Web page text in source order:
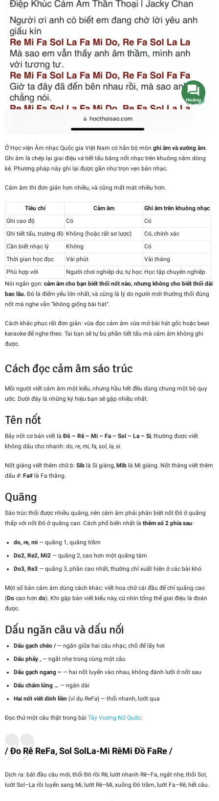
Ở Học viện Âm nhạc Quốc gia Việt Nam có hẳn bộ môn ghi âm và xướng âm.
Ghi âm là chép lại giai điệu và tiết tấu bằng nốt nhạc trên khuông năm dòng
kẻ. Phương pháp này ghi lại được gần như trọn vẹn bản nhạc.
Cảm âm thì đơn giản hơn nhiều, và cũng mất mát nhiều hơn.
Tiêu chí Cảm âm
Ghi âm trên khuông nhạc
Ghi cao độ
Có
Có
Ghi tiết tấu, trường độ Không (hoặc rất sơ lược)
Có, chính xác
Cần biết nhạc lý
Không
Có
Thời gian học đọc
Vài phút
Vài tháng
Phù hợp với
Người chơi nghiệp dư, tự học Học tập chuyên nghiệp
Nói ngắn gọn: cảm âm cho bạn biết thổi nốt nào, nhưng không cho biết thổi dài
bao lâu. Đó là điểm yếu lớn nhất, và cũng là lý do người mới thường thổi đúng
nốt mà nghe vẫn “không giống bài hát”.
Cách khắc phục rất đơn giản: vừa đọc cảm âm vừa mở bài hát gốc hoặc beat
karaoke để nghe theo. Tai bạn sẽ tự bù phần tiết tấu mà cảm âm không ghi
được.
Cách đọc cảm âm sáo trúc
Mỗi người viết cảm âm một kiểu, nhưng hầu hết đều dùng chung một bộ quy
ước. Dưới đây là những ký hiệu bạn sẽ gặp nhiều nhất.
Tên nốt
Bảy nốt cơ bản viết là Đô – Rê – Mi – Fa – Sol – La – Si, thường được viết
không dấu cho nhanh: do, re, mi, fa, sol, la, si.
Nốt giáng viết thêm chữb: Sib là Si giáng, Mib là Mi giáng. Nốt thăng viết thêm
dấu #: Fa# là Fa thăng.
Quãng
Sáo trúc thổi được nhiều quãng, nên cảm âm phải phân biệt nốt Đô ở quãng
thấp với nốt Đô ở quãng cao. Cách phổ biến nhất là thêm số 2 phía sau:
do, re, mi — quãng 1, quãng trầm
Do2, Re2, Mi2 — quãng 2, cao hơn một quãng tám
Do3, Re3 — quãng 3, phần cao nhất, thường chỉ xuất hiện ở các bài khó
Một số bản cảm âm dùng cách khác: viết hoa chữ cái đầu để chỉ quãng cao
(Do cao hơn do). Khi gặp bản viết kiểu này, cứ nhìn tổng thể giai điệu là đoán
được.
Dấu ngăn câu và dấu nối
Dấu gạch chéo /— ngăn giữa hai câu nhạc, chỗ để lấy hơi
Dấu phẩy , — ngắt nhẹ trong cùng một câu
Dấu gạch ngang – — hai nốt luyến vào nhau, không đánh lưỡi ở nốt sau
Dấu chấm lửng … — ngân dài
Hai nốt viết dính liền (ví dụ ReFa) — thổi nhanh, lướt qua
Đọc thử một câu thật trong bài Tây Vương Nữ Quốc:
/ Đo Rê ReFa, Sol SolLa-Mi RêMi Đồ FaRe /
Dịch ra: bắt đầu câu mới, thổi Đô rồi Rê, lướt nhanh Rê–Fa, ngắt nhẹ, thổi Sol,
lướt Sol–La rồi luyến sang Mi, lướt Rê–Mi, xuống Đô trầm, lướt Fa–Rê, hết câu.